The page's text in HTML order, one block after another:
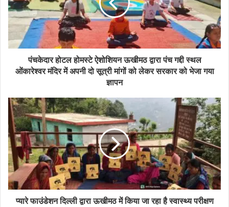
पंचकेदार होटल होमस्टे ऐशोशियन ऊखीमठ द्वारा पंच गद्दी स्थल
ओंकारेश्वर मंदिर में अपनी दो सूत्री मांगों को लेकर सरकार को भेजा गया
ज्ञापन
प्यारे फाउंडेशन दिल्ली द्वारा ऊखीमठ में किया जा रहा है स्वास्थ्य परीक्षण